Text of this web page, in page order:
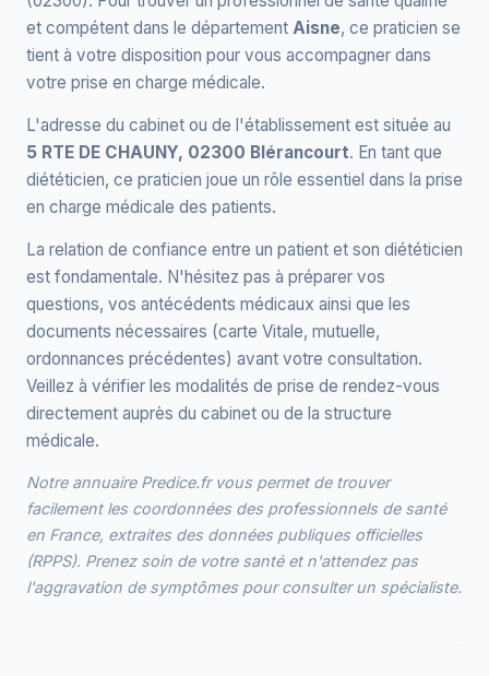
et compétent dans le département Aisne, ce praticien se
tient à votre disposition pour vous accompagner dans
votre prise en charge médicale.
L'adresse du cabinet ou de l'établissement est située au
5 RTE DE CHAUNY, 02300 Blérancourt. En tant que
diététicien, ce praticien joue un rôle essentiel dans la prise
en charge médicale des patients.
La relation de confiance entre un patient et son diététicien
est fondamentale. N'hésitez pas à préparer vos
questions, vos antécédents médicaux ainsi que les
documents nécessaires (carte Vitale, mutuelle,
ordonnances précédentes) avant votre consultation.
Veillez à vérifier les modalités de prise de rendez-vous
directement auprès du cabinet ou de la structure
médicale.
Notre annuaire Predice.fr vous permet de trouver
facilement les coordonnées des professionnels de santé
en France, extraites des données publiques officielles
(RPPS). Prenez soin de votre santé et n'attendez pas
l'aggravation de symptômes pour consulter un spécialiste.